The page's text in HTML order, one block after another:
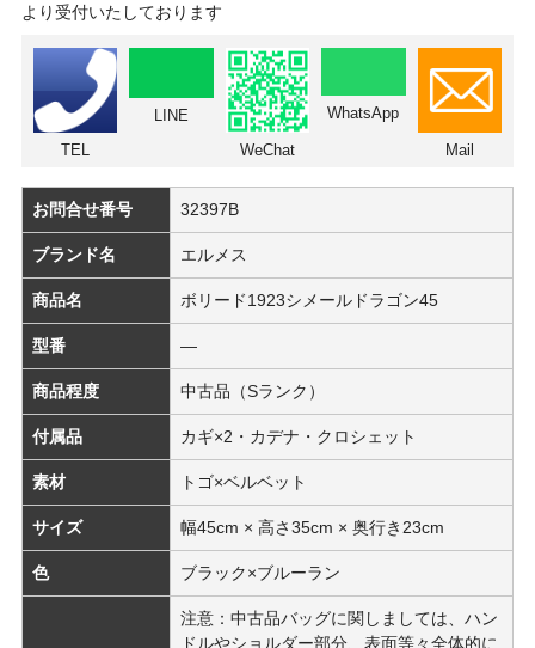
より受付いたしております
TEL
LINE
WeChat
WhatsApp
Mail
お問合せ番号 32397B
ブランド名 エルメス
商品名 ボリード1923シメールドラゴン45
型番 ―
商品程度 中古品（Sランク）
付属品 カギ×2・カデナ・クロシェット
素材 トゴ×ベルベット
サイズ 幅45cm × 高さ35cm × 奥行き23cm
色 ブラック×ブルーラン
注意：中古品バッグに関しましては、ハン
ドルやショルダー部分、表面等々全体的に